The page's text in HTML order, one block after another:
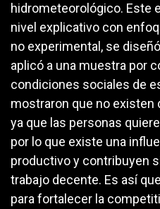
hidrometeorológico. Este
nivel explicativo con
no experimental, se
aplicó a una muestra por
condiciones sociales de
mostraron que no
ya que las personas
por lo que existe una
productivo y contribuyen
trabajo decente. Es así
para fortalecer la